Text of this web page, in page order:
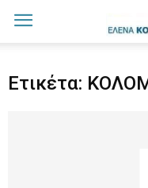
Ετικέτα: